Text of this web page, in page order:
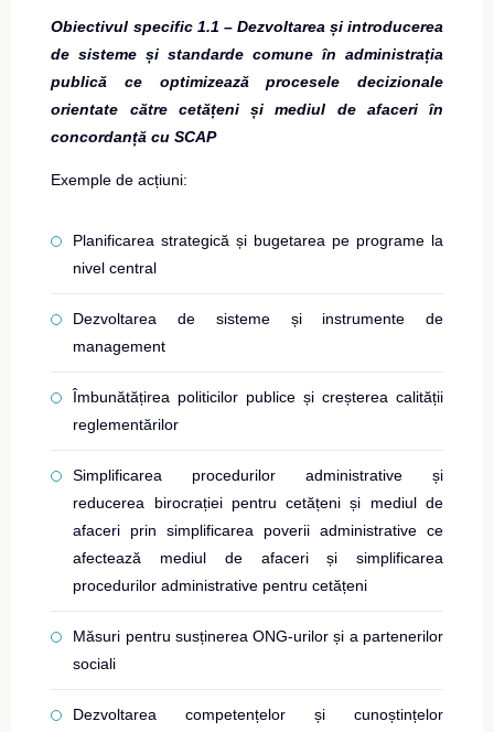
Obiectivul specific 1.1 – Dezvoltarea și introducerea
de sisteme și standarde comune în administrația
publică ce optimizează procesele decizionale
orientate către cetățeni și mediul de afaceri în
concordanță cu SCAP
Exemple de acțiuni:
Planificarea strategică și bugetarea pe programe la
nivel central
Dezvoltarea de sisteme și instrumente de
management
Îmbunătățirea politicilor publice și creșterea calității
reglementărilor
Simplificarea procedurilor administrative și
reducerea birocrației pentru cetățeni și mediul de
afaceri prin simplificarea poverii administrative ce
afectează mediul de afaceri și simplificarea
procedurilor administrative pentru cetățeni
Măsuri pentru susținerea ONG-urilor și a partenerilor
sociali
Dezvoltarea competențelor și cunoștințelor